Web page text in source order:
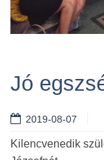
Jó
2019-08-07
Kilencvenedik